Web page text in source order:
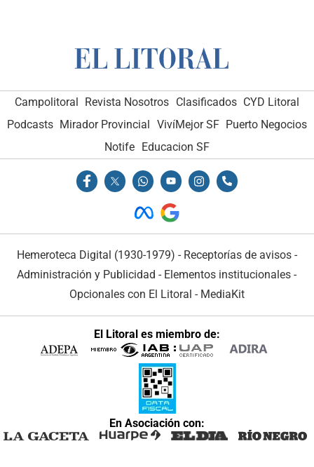
Campolitoral Revista Nosotros Clasificados CYD Litoral
Podcasts Mirador Provincial VivíMejor SF Puerto Negocios
Notife
Educacion SF
Hemeroteca Digital (1930-1979) - Receptorías de avisos -
Administración y Publicidad - Elementos institucionales -
Opcionales con El Litoral - MediaKit
El Litoral es miembro de:
En Asociación con: